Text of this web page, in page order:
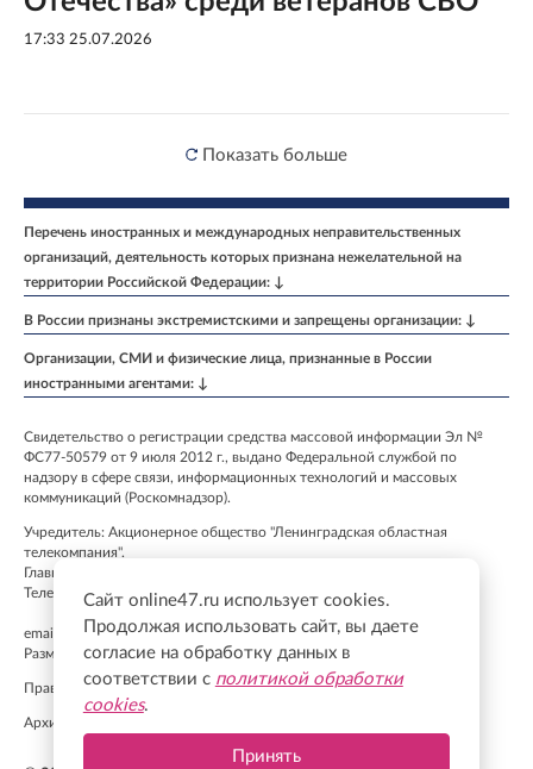
17:33 25.07.2026
Показать больше
Перечень иностранных и международных неправительственных
организаций, деятельность которых признана нежелательной на
территории Российской Федерации: ↓
В России признаны экстремистскими и запрещены организации: ↓
Организации, СМИ и физические лица, признанные в России
иностранными агентами: ↓
Свидетельство о регистрации средства массовой информации Эл №
ФС77-50579 от 9 июля 2012 г., выдано Федеральной службой по
надзору в сфере связи, информационных технологий и массовых
коммуникаций (Роскомнадзор).
Учредитель: Акционерное общество "Ленинградская областная
телекомпания".
Главный редактор: Бурмакина К. А.
Телефон: +7 (812) 640-6114
email:
info@online47.ru
Размещение рекламыadmitriev@lentv24.ru
Правила применения рекомендательных технологий
Архив
Сайт online47.ru использует cookies.
Продолжая использовать сайт, вы даете
согласие на обработку данных в
соответствии с политикой обработки
cookies.
Принять